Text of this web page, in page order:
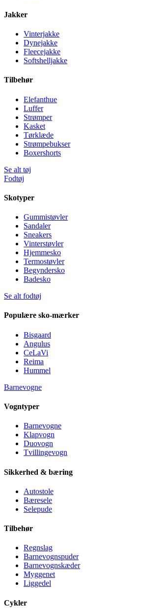
Jakker
Vinterjakke
Dynejakke
Fleecejakke
Softshelljakke
Tilbehør
Elefanthue
Luffer
Strømper
Kasket
Tørklæde
Strømpebukser
Boxershorts
Se alt tøj
Fodtøj
Skotyper
Gummistøvler
Sandaler
Sneakers
Vinterstøvler
Hjemmesko
Termostøvler
Begyndersko
Badesko
Se alt fodtøj
Populære sko-mærker
Bisgaard
Angulus
CeLaVi
Reima
Hummel
Barnevogne
Vogntyper
Barnevogne
Klapvogn
Duovogn
Tvillingevogn
Sikkerhed & bæring
Autostole
Bæresele
Selepude
Tilbehør
Regnslag
Barnevognspuder
Barnevognskæder
Myggenet
Liggedel
Cykler